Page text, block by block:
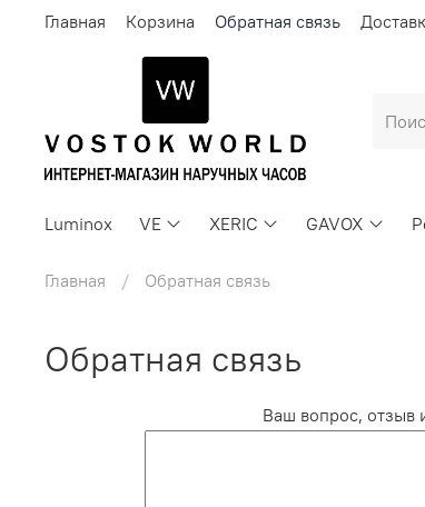
Главная Корзина Обратная связь
Luminox VE XERIC GAVOX
Главная Обратная связь
Обратная связь
Ваш вопрос, отзыв